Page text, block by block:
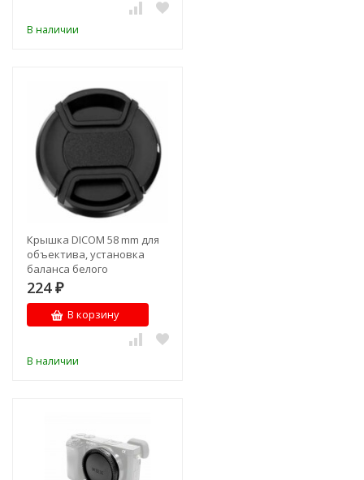
В наличии
Крышка DICOM 58 mm для
объектива, установка
баланса белого
224 ₽
В корзину
В наличии